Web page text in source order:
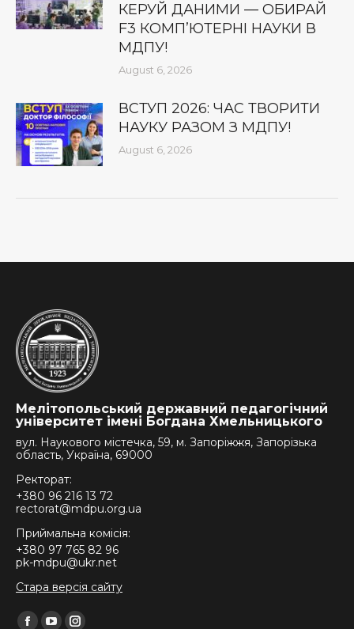
КЕРУЙ ДАНИМИ — ОБИРАЙ
F3 КОМП’ЮТЕРНІ НАУКИ В
МДПУ!
August 6, 2026
ВСТУП 2026: ЧАС ТВОРИТИ
НАУКУ РАЗОМ З МДПУ!
August 6, 2026
Мелітопольський державний педагогічний
університет імені Богдана Хмельницького
вул. Наукового містечка, 59, м. Запоріжжя, Запорізька
область, Україна, 69000
Ректорат:
+380 96 216 13 72
rectorat@mdpu.org.ua
Приймальна комісія:
+380 97 765 82 96
pk-mdpu@ukr.net
Стара версія сайту
Find us on: